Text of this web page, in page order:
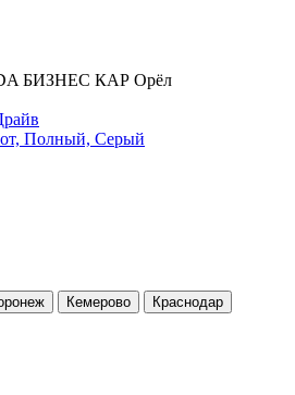
БИЗНЕС КАР Орёл
Полный, Серый
Кемерово
Краснодар